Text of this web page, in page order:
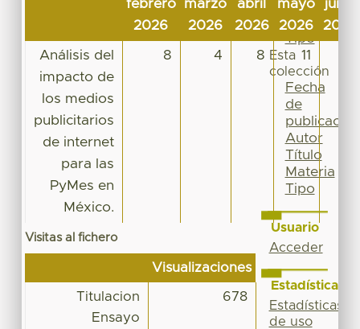
febrero
2026
marzo
2026
abril
2026
mayo
2026
junio
2026
Análisis del
impacto de
los medios
publicitarios
de internet
para las
PyMes en
México.
8 4 8 11
Visitas al fichero
Visualizaciones
Titulacion
Ensayo
678
Título
Materia
Tipo
Esta
colección
Fecha
de
publicación
Autor
Título
Materia
Tipo
Usuario
Acceder
Estadísticas
Estadísticas
de uso